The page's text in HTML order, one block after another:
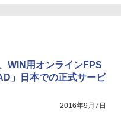
WIN用オンラインFPS
」日本での正式サービ
2016年9月7日